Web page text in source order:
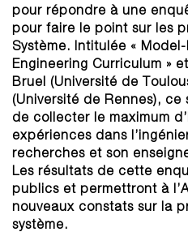
pour répondre à une
pour faire le point sur les
Système. Intitulée «
Engineering Curriculum »
Bruel (Université de
(Université de Rennes),
de collecter le maximum
expériences dans
recherches et son
Les résultats de cette
publics et permettront à
nouveaux constats sur la
système.